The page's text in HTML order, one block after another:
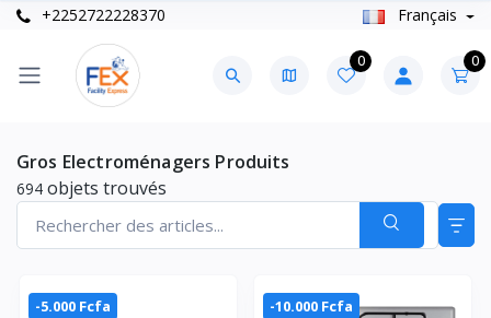
+2252722228370 Français
0 0
Gros Electroménagers Produits
694 objets trouvés
-5.000 Fcfa -10.000 Fcfa